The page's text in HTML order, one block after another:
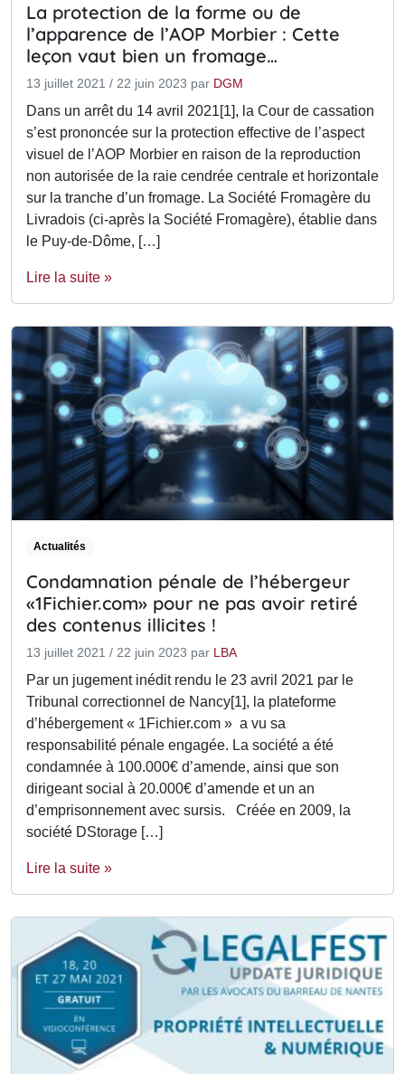
La protection de la forme ou de
l’apparence de l’AOP Morbier : Cette
leçon vaut bien un fromage…
13 juillet 2021 / 22 juin 2023 par DGM
Dans un arrêt du 14 avril 2021[1], la Cour de cassation
s’est prononcée sur la protection effective de l’aspect
visuel de l’AOP Morbier en raison de la reproduction
non autorisée de la raie cendrée centrale et horizontale
sur la tranche d’un fromage. La Société Fromagère du
Livradois (ci-après la Société Fromagère), établie dans
le Puy-de-Dôme, […]
Lire la suite »
Actualités
Condamnation pénale de l’hébergeur
«1Fichier.com» pour ne pas avoir retiré
des contenus illicites !
13 juillet 2021 / 22 juin 2023 par LBA
Par un jugement inédit rendu le 23 avril 2021 par le
Tribunal correctionnel de Nancy[1], la plateforme
d’hébergement « 1Fichier.com » a vu sa
responsabilité pénale engagée. La société a été
condamnée à 100.000€ d’amende, ainsi que son
dirigeant social à 20.000€ d’amende et un an
d’emprisonnement avec sursis. Créée en 2009, la
société DStorage […]
Lire la suite »